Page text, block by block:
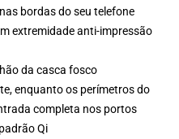
bordas do seu telefone
extremidade anti-impressão
da casca fosco
enquanto os perímetros do
completa nos portos
Qi